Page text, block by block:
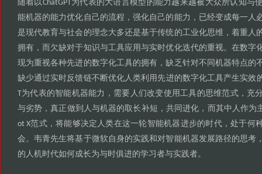
随着以 ChatGPT 为代表的大语言模型的能力越来越被大众所认知与
能机器的能力优化自己的流程 ，强化自己的能力 ， 已经变成每一人
是现代教育与社会的理念大多还是基于传统的工业化思维 ，着重人
拥有， 而欠缺对于知识与工具应用与实时优化迭代的重视。在数字
现为重视各种先进的数字化工具的拥有 ，缺乏针对不同机器特点的
缺少通过实时反馈链不断优化人类利用先进的数字化工具产生实效
T为代表的智能机器能力 ， 需要人们改变使用工具的思维范式， 充
与劣势 ，真正做到人与机器的取长补短 ， 共同进化 ， 而其中人作为
ot X范式，将能够决定人类在这一轮智能机器进步的时代，处于何
会。 韦青先生将基于微软自身的实践和对智能机器发展路径的思考
的人机时代如何成长为与时俱进的学习者与实践者。